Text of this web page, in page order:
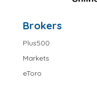
Brokers
Plus500
Markets
eToro